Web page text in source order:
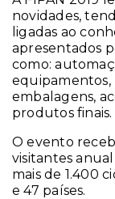
novidades,
ligadas ao
apresentados
como:
equipamentos,
embalagens,
produtos finais.
O evento
visitantes
mais de 1.400
e 47 países.